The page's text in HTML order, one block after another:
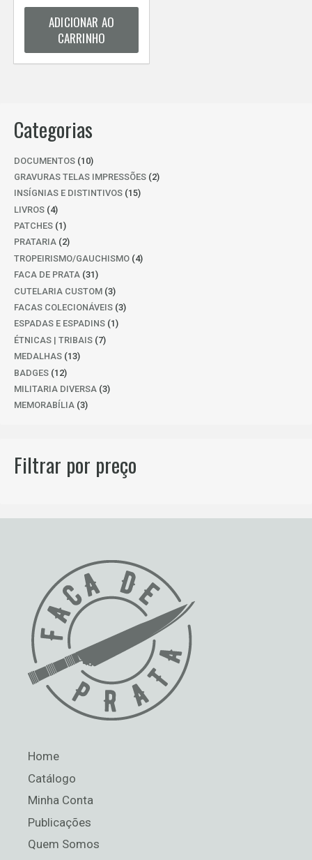
ADICIONAR AO
CARRINHO
Categorias
DOCUMENTOS 1010
PRODUTOS
GRAVURAS TELAS IMPRESSÕES 22
INSÍGNIAS E DISTINTIVOS 1515
LIVROS 44
PRODUTOS
PATCHES 11
PRODUTO
PRATARIA 22
PRODUTOS
TROPEIRISMO/GAUCHISMO 44
FACA DE PRATA 3131
PRODUTOS
CUTELARIA CUSTOM 33
PRODUTOS
FACAS COLECIONÁVEIS 33
ESPADAS E ESPADINS 11
ÉTNICAS | TRIBAIS 77
MEDALHAS 1313
BADGES 1212
PRODUTOS
MILITARIA DIVERSA 33
MEMORABÍLIA 33
Filtrar por preço
Home
Catálogo
Minha Conta
Publicações
Quem Somos